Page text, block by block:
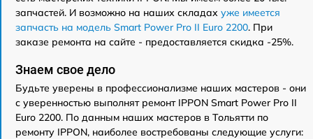
запчастей. И возможно на наших складах уже имеется
запчасть на модель Smart Power Pro II Euro 2200. При
заказе ремонта на сайте - предоставляется скидка -25%.
Знаем свое дело
Будьте уверены в профессионализме наших мастеров - они
с уверенностью выполнят ремонт IPPON Smart Power Pro II
Euro 2200. По данным наших мастеров в Тольятти по
ремонту IPPON, наиболее востребованы следующие услуги: